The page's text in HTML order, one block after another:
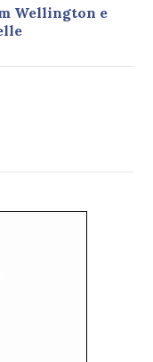
Wellington e